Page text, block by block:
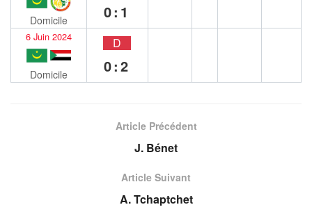
Domicile 0:1
6 Juin 2024
Domicile
D
0:2
Article Précédent
J. Bénet
Article Suivant
A. Tchaptchet